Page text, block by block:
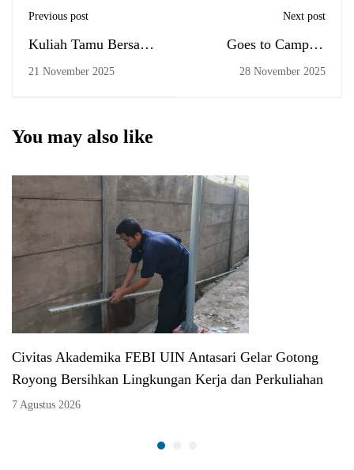
Previous post
Kuliah Tamu Bersama
OJK Kalsel: Bahas
21 November 2025
Next post
Goes to Campus:
Direktorat Jenderal
28 November 2025
You may also like
Civitas Akademika FEBI UIN Antasari Gelar Gotong
Royong Bersihkan Lingkungan Kerja dan Perkuliahan
7 Agustus 2026